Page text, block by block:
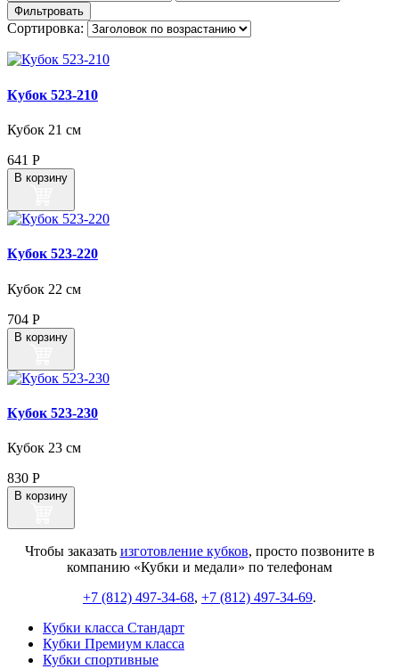
Сортировка:
Кубок 523‑210
Кубок 21 см
641 Р
В корзину
Кубок 523‑220
Кубок 22 см
704 Р
В корзину
Кубок 523‑230
Кубок 23 см
830 Р
В корзину
Чтобы заказать изготовление кубков, просто позвоните в
компанию «Кубки и медали» по телефонам
+7 (812) 497-34-68, +7 (812) 497-34-69.
Кубки класса Стандарт
Кубки Премиум класса
Кубки спортивные